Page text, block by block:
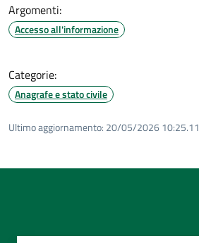
Argomenti:
Accesso all'informazione
Categorie:
Anagrafe e stato civile
Ultimo aggiornamento: 20/05/2026 10:25.11